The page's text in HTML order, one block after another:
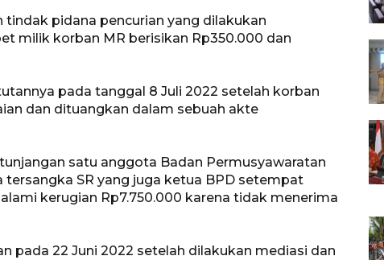
pidana pencurian yang dilakukan
milik korban MR berisikan Rp350.000 dan
pada tanggal 8 Juli 2022 setelah korban
dan dituangkan dalam sebuah akte
satu anggota Badan Permusyawaratan
tersangka SR yang juga ketua BPD setempat
kerugian Rp7.750.000 karena tidak menerima
pada 22 Juni 2022 setelah dilakukan mediasi dan